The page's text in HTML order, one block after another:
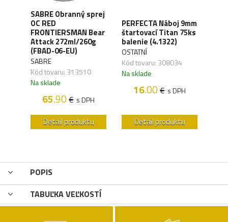
SABRE Obranný sprej
OC RED
FRONTIERSMAN Bear
Attack 272ml/260g
(FBAD-06-EU)
SABRE
Kód tovaru: 313510
Na sklade
65.90€ s DPH
Detail produktu
PERFECTA Náboj 9mm
štartovací Titan 75ks
balenie (4.1322)
OSTATNÍ
Kód tovaru: 308034
Na sklade
16.00€ s DPH
Detail produktu
POPIS
TABUĽKA VEĽKOSTÍ